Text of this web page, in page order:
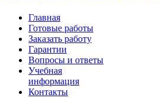
Главная
Готовые работы
Заказать работу
Гарантии
Вопросы и ответы
Учебная
информация
Контакты